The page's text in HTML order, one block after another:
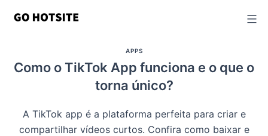
conteúdo
APPS
Como o TikTok App funciona e o que o
torna único?
A TikTok app é a plataforma perfeita para criar e
compartilhar vídeos curtos. Confira como baixar e